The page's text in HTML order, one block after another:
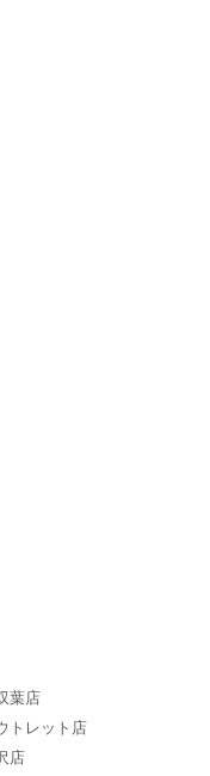
葉店
トレット店
店